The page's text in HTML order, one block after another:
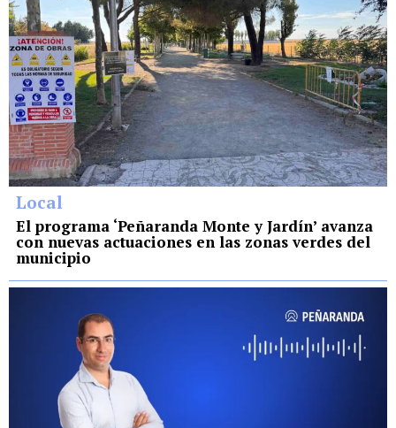
Local
El programa ‘Peñaranda Monte y Jardín’ avanza
con nuevas actuaciones en las zonas verdes del
municipio